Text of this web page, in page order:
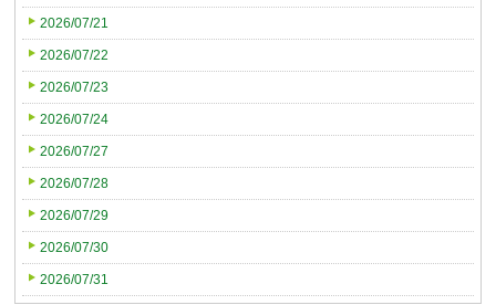
2026/07/21
2026/07/22
2026/07/23
2026/07/24
2026/07/27
2026/07/28
2026/07/29
2026/07/30
2026/07/31